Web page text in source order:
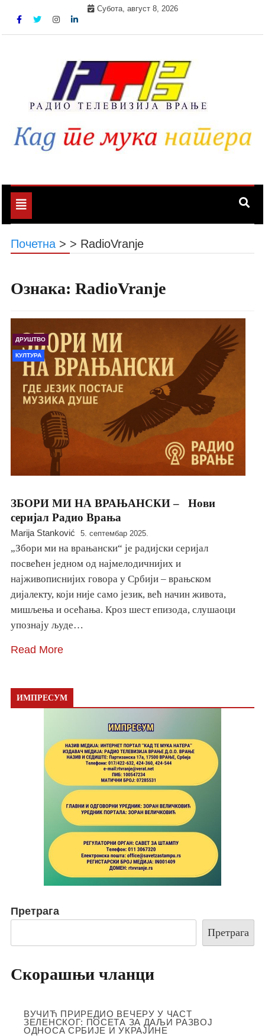
Субота, август 8, 2026
Toggle
navigation
Почетна > > RadioVranje
Ознака: RadioVranje
ДРУШТВО
КУЛТУРА
ЗБОРИ МИ НА ВРАЊАНСКИ – Нови
серијал Радио Врања
Marija Stanković 5. септембар 2025.
„Збори ми на врањански“ је радијски серијал
посвећен једном од најмелодичнијих и
најживописнијих говора у Србији – врањском
дијалекту, који није само језик, већ начин живота,
мишљења и осећања. Кроз шест епизода, слушаоци
упознају људе…
Read More
ИМПРЕСУМ
Претрага
Претрага
Скорашњи чланци
ВУЧИЋ ПРИРЕДИО ВЕЧЕРУ У ЧАСТ
ЗЕЛЕНСКОГ: ПОСЕТА ЗА ДАЉИ РАЗВОЈ
ОДНОСА СРБИЈЕ И УКРАЈИНЕ